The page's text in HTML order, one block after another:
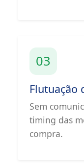
03
Flutuação
Sem
timing das
compra.